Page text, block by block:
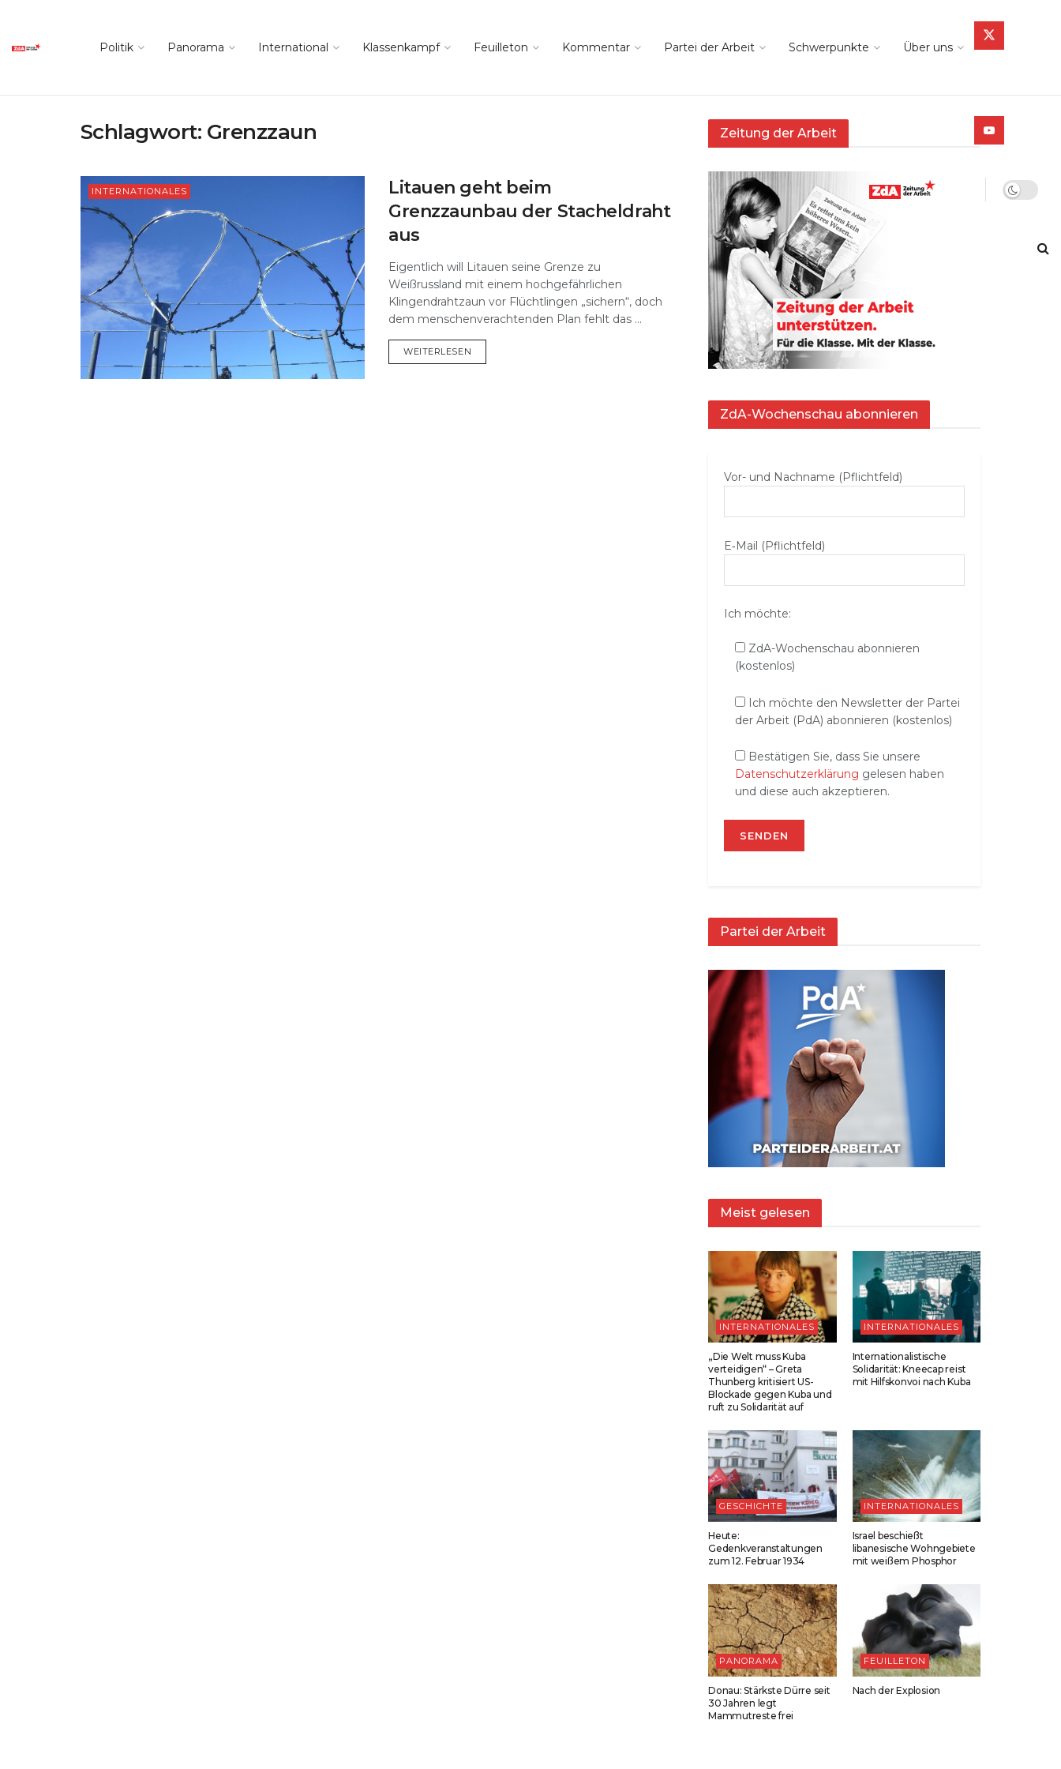
Politik Panorama International Klassenkampf Feuilleton Kommentar Partei der Arbeit Schwerpunkte Über uns
Schlagwort: Grenzzaun
INTERNATIONALES
Litauen geht beim
Grenzzaunbau der Stacheldraht
aus
Eigentlich will Litauen seine Grenze zu
Weißrussland mit einem hochgefährlichen
Klingendrahtzaun vor Flüchtlingen „sichern“, doch
dem menschenverachtenden Plan fehlt das ...
WEITERLESEN
Zeitung der Arbeit
ZdA-Wochenschau abonnieren
Vor- und Nachname (Pflichtfeld)
E‑Mail (Pflichtfeld)
Ich möchte:
ZdA-Wochenschau abonnieren
(kostenlos)
Ich möchte den Newsletter der Partei
der Arbeit (PdA) abonnieren (kostenlos)
Bestätigen Sie, dass Sie unsere
Datenschutzerklärung gelesen haben
und diese auch akzeptieren.
Partei der Arbeit
Meist gelesen
INTERNATIONALES
„Die Welt muss Kuba
verteidigen“ – Greta
Thunberg kritisiert US-
Blockade gegen Kuba und
ruft zu Solidarität auf
INTERNATIONALES
Internationalistische
Solidarität: Kneecap reist
mit Hilfskonvoi nach Kuba
GESCHICHTE
Heute:
Gedenkveranstaltungen
zum 12. Februar 1934
INTERNATIONALES
Israel beschießt
libanesische Wohngebiete
mit weißem Phosphor
PANORAMA
Donau: Stärkste Dürre seit
30 Jahren legt
Mammutreste frei
FEUILLETON
Nach der Explosion